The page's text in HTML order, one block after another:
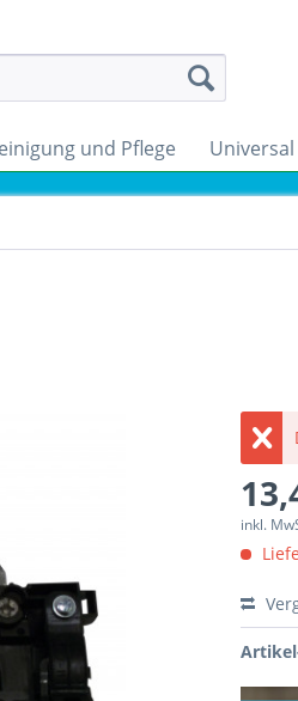
und Pflege Universal
inkl.